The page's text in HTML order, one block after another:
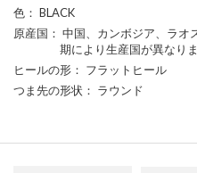
色 ： BLACK
原産国 ： 中国、カンボジア、ラ
期により生産国が異なり
ヒールの形 ： フラットヒール
つま先の形状 ： ラウンド